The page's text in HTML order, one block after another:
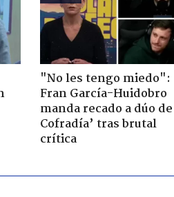
"No les tengo miedo":
Fran García-Huidobro
manda recado a dúo de
Cofradía’ tras brutal
crítica